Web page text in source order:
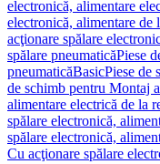
electronică, alimentare
electronică, alimentare de
acţionare spălare
spălare pneumaticăPiese
pneumaticăBasicPiese de
de schimb pentru Montaj
alimentare electrică de la
spălare electronică,
spălare electronică,
Cu acţionare spălare